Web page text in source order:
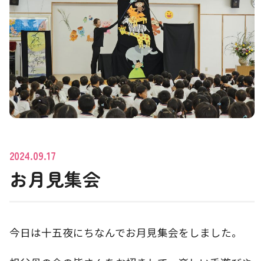
2024.09.17
お月見集会
今日は十五夜にちなんでお月見集会をしました。